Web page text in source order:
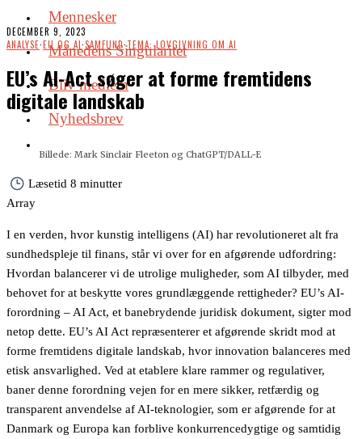
Mennesker
Månedens Singularitet
Bliv medlem
Nyhedsbrev
DECEMBER 9, 2023
ANALYSE·EU OG AI·SAMFUND·TEMA: LOVGIVNING OM AI
EU’s AI-Act søger at forme fremtidens
digitale landskab
Billede: Mark Sinclair Fleeton og ChatGPT/DALL-E
Læsetid 8 minutter
Array
I en verden, hvor kunstig intelligens (AI) har revolutioneret alt fra
sundhedspleje til finans, står vi over for en afgørende udfordring:
Hvordan balancerer vi de utrolige muligheder, som AI tilbyder, med
behovet for at beskytte vores grundlæggende rettigheder? EU’s AI-
forordning – AI Act, et banebrydende juridisk dokument, sigter mod
netop dette. EU’s AI Act repræsenterer et afgørende skridt mod at
forme fremtidens digitale landskab, hvor innovation balanceres med
etisk ansvarlighed. Ved at etablere klare rammer og regulativer,
baner denne forordning vejen for en mere sikker, retfærdig og
transparent anvendelse af AI-teknologier, som er afgørende for at
Danmark og Europa kan forblive konkurrencedygtige og samtidig